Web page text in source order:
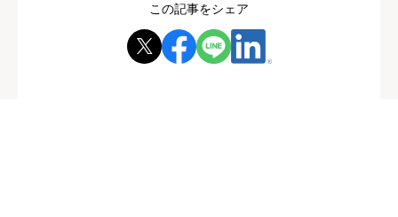
この記事をシェア